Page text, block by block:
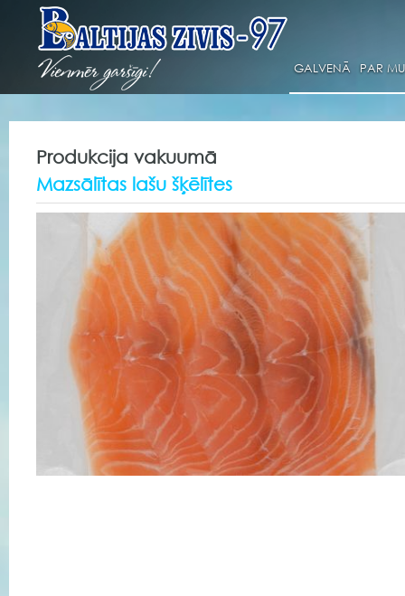
GALVENĀ PAR
Produkcija vakuumā
Mazsālītas lašu šķēlītes